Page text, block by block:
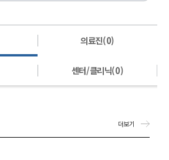
의료진(0)
센터/클리닉(0)
더보기